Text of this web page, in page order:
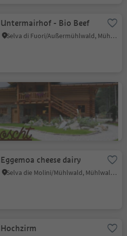
Untermairhof - Bio Beef
Selva di Fuori/Außermühlwald, Mühlwald/Selva dei Molini, Ahrntal/Valle Aurina
Goasroscht - Farm store
Eggemoa cheese dairy
Selva die Molini/Mühlwald, Mühlwald/Selva dei Molini, Ahrntal/Valle Aurina
Hochzirm